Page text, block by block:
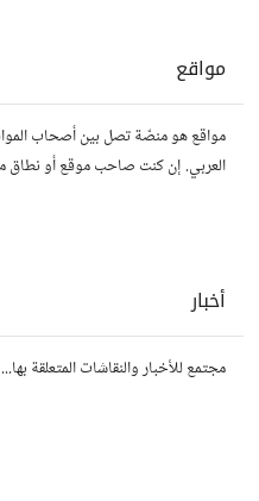
مواقع
مواقع هو منصّة تصل بين أصحاب
العربي. إن كنت صاحب موقع أو نطاق
أخبار
مجتمع للأخبار والنقاشات المتعلقة